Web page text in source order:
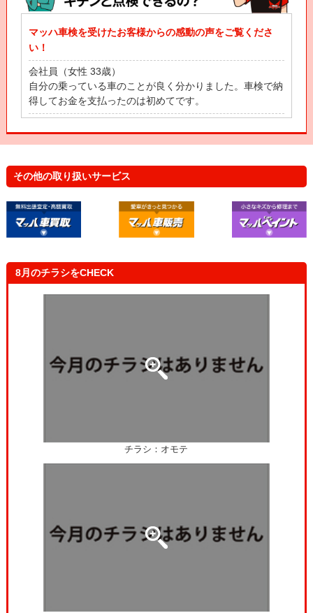
マッハ車検を受けたお客様からの感動の声をご覧くださ
い！
会社員（女性 33歳）
自分の乗っている車のことが良く分かりました。車検で納
得してお金を支払ったのは初めてです。
動したよ！
自分の車と一緒に健康診断を受けたみたいで楽しかったで
す！これで安心して車に乗れます！
その他の取り扱いサービス
8月のチラシをCHECK
チラシ：オモテ